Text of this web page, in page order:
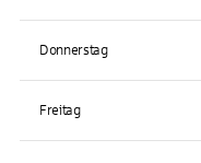
Donnerstag
Freitag